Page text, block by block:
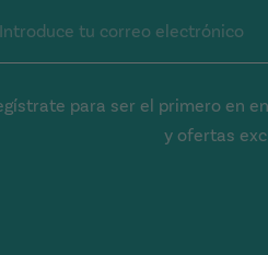
Introduce tu correo electrónico
para ser el primero en
y ofertas